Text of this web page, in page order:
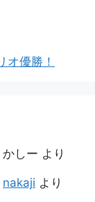
オ優勝！
かしー より
nakaji より